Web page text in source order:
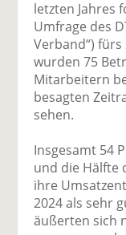
letzten Jahres
Umfrage des
Verband“)
wurden 75
Mitarbeitern
besagten
sehen.
Insgesamt 54
und die Hälfte
ihre
2024 als sehr
äußerten sich